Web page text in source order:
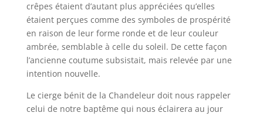
crêpes étaient d’autant plus appréciées qu’elles
étaient perçues comme des symboles de prospérité
en raison de leur forme ronde et de leur couleur
ambrée, semblable à celle du soleil. De cette façon
l’ancienne coutume subsistait, mais relevée par une
intention nouvelle.
Le cierge bénit de la Chandeleur doit nous rappeler
celui de notre baptême qui nous éclairera au jour